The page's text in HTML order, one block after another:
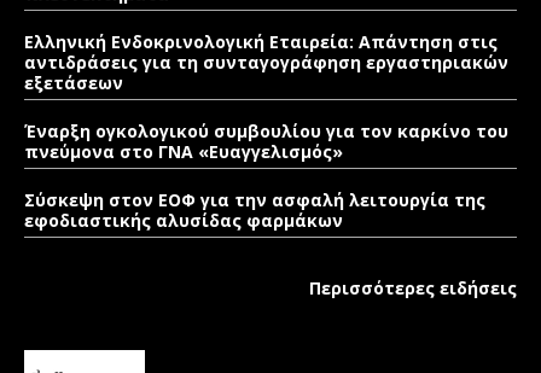
Ελληνική Ενδοκρινολογική Εταιρεία: Απάντηση στις
αντιδράσεις για τη συνταγογράφηση εργαστηριακών
εξετάσεων
Έναρξη ογκολογικού συμβουλίου για τον καρκίνο του
πνεύμονα στο ΓΝΑ «Ευαγγελισμός»
Σύσκεψη στον ΕΟΦ για την ασφαλή λειτουργία της
εφοδιαστικής αλυσίδας φαρμάκων
Περισσότερες ειδήσεις